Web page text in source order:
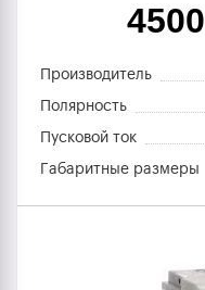
4500
Производитель
Полярность
Пусковой ток
Габаритные размеры